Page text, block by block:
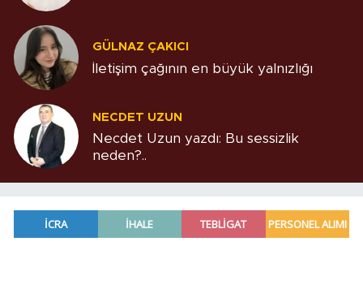
GÜLNAZ ÇAKICI
İletişim çağının en büyük yalnızlığı
NECDET UZUN
Necdet Uzun yazdı: Bu sessizlik
neden?..